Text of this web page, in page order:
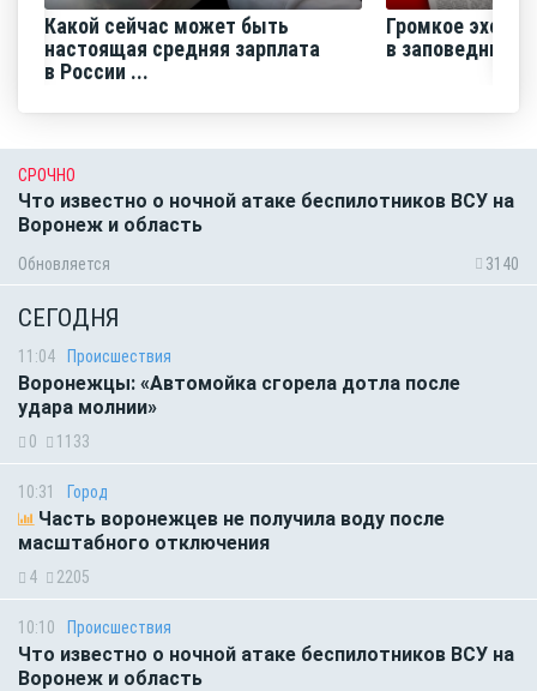
Какой сейчас может быть
настоящая средняя зарплата
в России ...
Громкое эхо
в заповеднике»
СРОЧНО
Что известно о ночной атаке беспилотников ВСУ на
Воронеж и область
Обновляется 3140
СЕГОДНЯ
11:04 Происшествия
Воронежцы: «Автомойка сгорела дотла после
удара молнии»
0 1133
10:31 Город
Часть воронежцев не получила воду после
масштабного отключения
4 2205
10:10 Происшествия
Что известно о ночной атаке беспилотников ВСУ на
Воронеж и область